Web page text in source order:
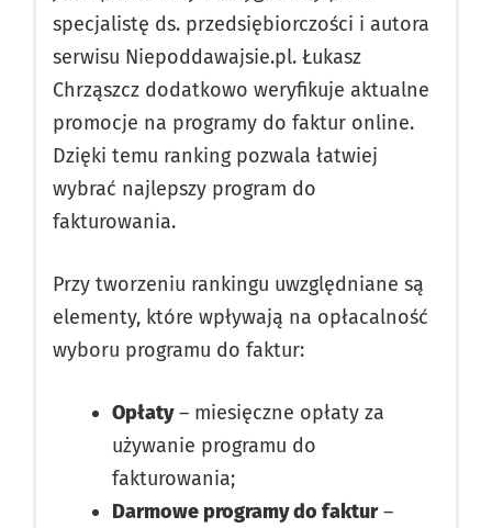
specjalistę ds. przedsiębiorczości i autora
serwisu Niepoddawajsie.pl. Łukasz
Chrząszcz dodatkowo weryfikuje aktualne
promocje na programy do faktur online.
Dzięki temu ranking pozwala łatwiej
wybrać najlepszy program do
fakturowania.
Przy tworzeniu rankingu uwzględniane są
elementy, które wpływają na opłacalność
wyboru programu do faktur:
Opłaty– miesięczne opłaty za
używanie programu do
fakturowania;
Darmowe programy do faktur–